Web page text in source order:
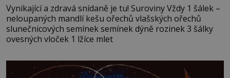
Vynikající a zdravá snídaně je tu! Suroviny Vždy 1 šálek –
neloupaných mandlí kešu ořechů vlašských ořechů
slunečnicových semínek semínek dýně rozinek 3 šálky
ovesných vloček 1 lžíce mlet